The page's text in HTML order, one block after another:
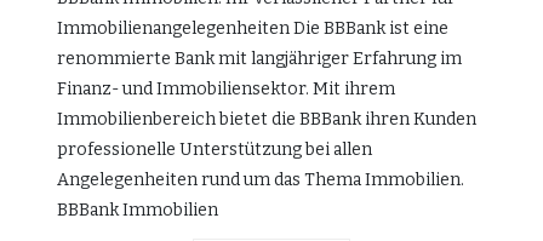
Immobilienangelegenheiten Die BBBank ist eine
renommierte Bank mit langjähriger Erfahrung im
Finanz- und Immobiliensektor. Mit ihrem
Immobilienbereich bietet die BBBank ihren Kunden
professionelle Unterstützung bei allen
Angelegenheiten rund um das Thema Immobilien.
BBBank Immobilien